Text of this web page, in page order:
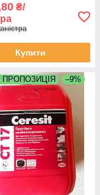
₴/
Купити
ПРОПОЗИЦІЯ –9%